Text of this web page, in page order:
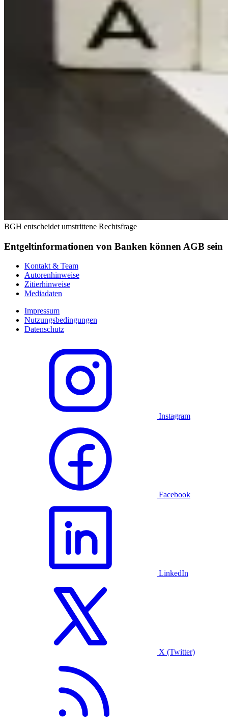
BGH entscheidet umstrittene Rechtsfrage
Entgeltinformationen von Banken können AGB sein
Kontakt & Team
Autorenhinweise
Zitierhinweise
Mediadaten
Impressum
Nutzungsbedingungen
Datenschutz
Instagram
Facebook
LinkedIn
X (Twitter)